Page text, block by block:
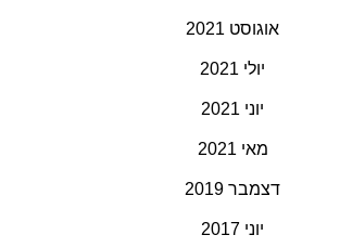
אוגוסט 2021
יולי 2021
יוני 2021
מאי 2021
דצמבר 2019
יוני 2017